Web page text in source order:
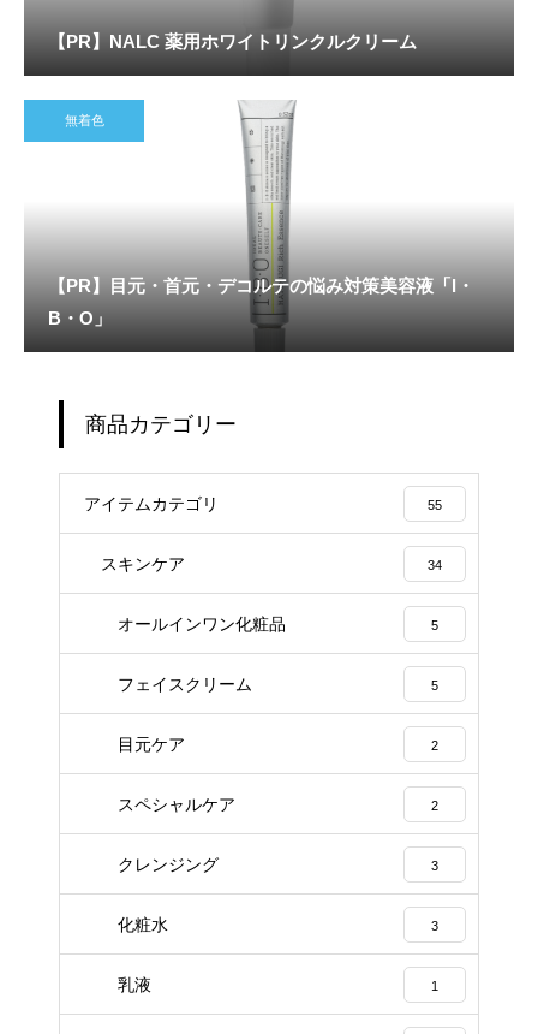
【PR】NALC 薬用ホワイトリンクルクリーム
無着色
【PR】目元・首元・デコルテの悩み対策美容液「I・
B・O」
商品カテゴリー
アイテムカテゴリ 55
スキンケア 34
オールインワン化粧品 5
フェイスクリーム 5
目元ケア 2
スペシャルケア 2
クレンジング 3
化粧水 3
乳液 1